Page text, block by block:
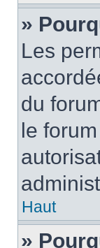
»
Les
du
le
Haut
»